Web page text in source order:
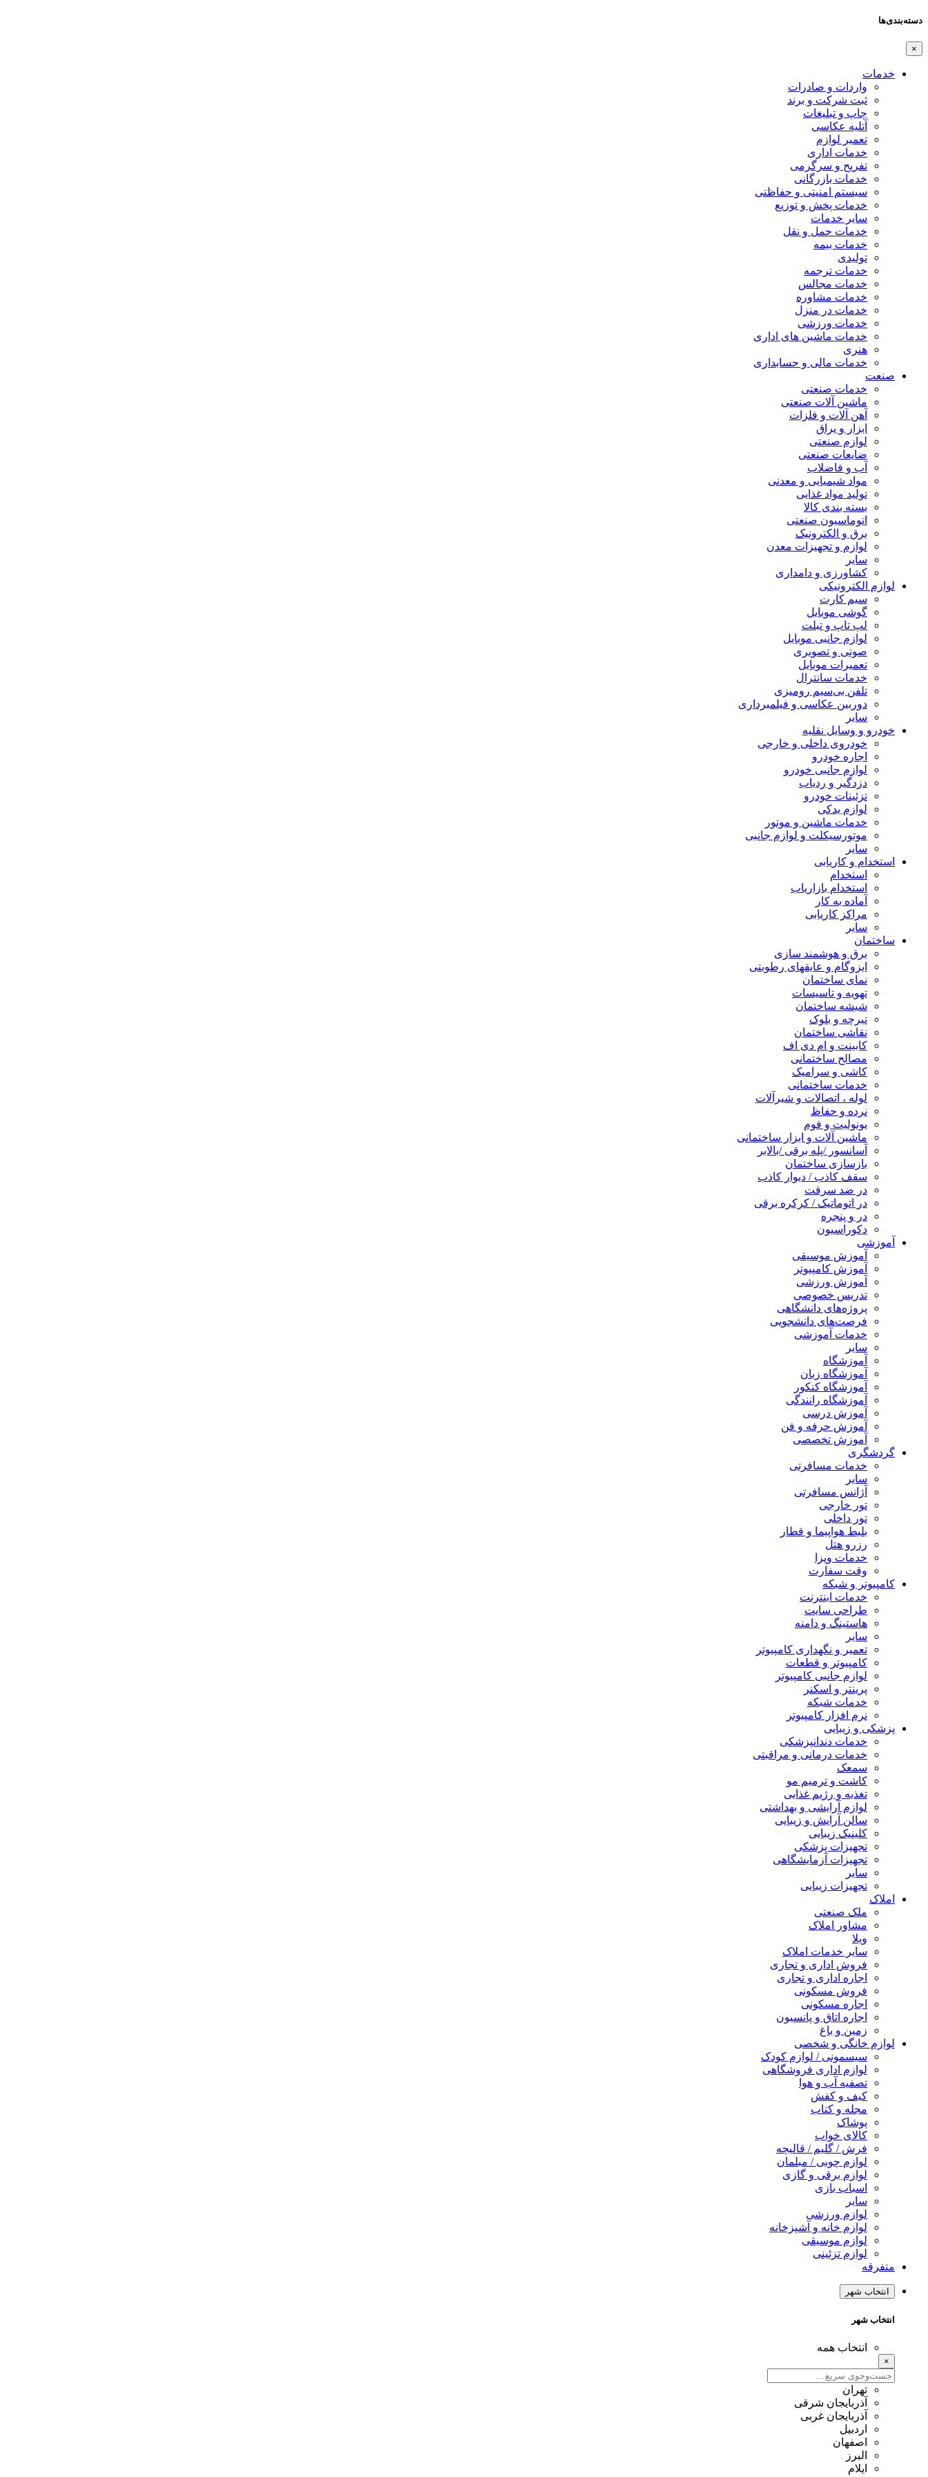
دسته‌بندی‌ها
×
خدمات
واردات و صادرات
ثبت شرکت و برند
چاپ و تبلیغات
آتلیه عکاسی
تعمیر لوازم
خدمات اداری
تفریح و سرگرمی
خدمات بازرگانی
سیستم امنیتی و حفاظتی
خدمات پخش و توزیع
سایر خدمات
خدمات حمل و نقل
خدمات بیمه
تولیدی
خدمات ترجمه
خدمات مجالس
خدمات مشاوره
خدمات در منزل
خدمات ورزشی
خدمات ماشین های اداری
هنری
خدمات مالی و حسابداری
صنعت
خدمات صنعتی
ماشین آلات صنعتی
آهن آلات و فلزات
ابزار و یراق
لوازم صنعتی
ضایعات صنعتی
آب و فاضلاب
مواد شیمیایی و معدنی
تولید مواد غذایی
بسته بندی کالا
اتوماسیون صنعتی
برق و الکترونیک
لوازم و تجهیزات معدن
سایر
کشاورزی و دامداری
لوازم الکترونیکی
سیم کارت
گوشی موبایل
لپ تاپ و تبلت
لوازم جانبی موبایل
صوتی و تصویری
تعمیرات موبایل
خدمات سانترال
تلفن بی‌سیم رومیزی
دوربین عکاسی و فیلمبرداری
سایر
خودرو و وسایل نقلیه
خودروی داخلی و خارجی
اجاره خودرو
لوازم جانبی خودرو
دزدگیر و ردیاب
تزئینات خودرو
لوازم یدکی
خدمات ماشین و موتور
موتورسیکلت و لوازم جانبی
سایر
استخدام و کاریابی
استخدام
استخدام بازاریاب
آماده به کار
مراکز کاریابی
سایر
ساختمان
برق و هوشمند سازی
ایزوگام و عایقهای رطوبتی
نمای ساختمان
تهویه و تاسیسات
شیشه ساختمان
تیرچه و بلوک
نقاشی ساختمان
کابینت و ام دی اف
مصالح ساختمانی
کاشی و سرامیک
خدمات ساختمانی
لوله ، اتصالات و شیرآلات
نرده و حفاظ
یونولیت و فوم
ماشین آلات و ابزار ساختمانی
آسانسور /پله برقی /بالابر
بازسازی ساختمان
سقف کاذب / دیوار کاذب
در ضد سرقت
در اتوماتیک / کرکره برقی
در و پنجره
دکوراسیون
آموزشی
آموزش موسیقی
آموزش کامپیوتر
آموزش ورزشی
تدریس خصوصی
پروژه‌های دانشگاهی
فرصت‌های دانشجویی
خدمات آموزشی
سایر
آموزشگاه
آموزشگاه زبان
آموزشگاه کنکور
آموزشگاه رانندگی
آموزش درسی
آموزش حرفه و فن
آموزش تخصصی
گردشگری
خدمات مسافرتی
سایر
آژانس مسافرتی
تور خارجی
تور داخلی
بلیط هواپیما و قطار
رزرو هتل
خدمات ویزا
وقت سفارت
کامپیوتر و شبکه
خدمات اینترنت
طراحی سایت
هاستینگ و دامنه
سایر
تعمیر و نگهداری کامپیوتر
کامپیوتر و قطعات
لوازم جانبی کامپیوتر
پرینتر و اسکنر
خدمات شبکه
نرم افزار کامپیوتر
پزشکی و زیبایی
خدمات دندانپزشکی
خدمات درمانی و مراقبتی
سمعک
کاشت و ترمیم مو
تغذیه و رژیم غذایی
لوازم آرایشی و بهداشتی
سالن آرایش و زیبایی
کلینیک زیبایی
تجهیزات پزشکی
تجهیزات آزمایشگاهی
سایر
تجهیزات زیبایی
املاک
ملک صنعتی
مشاور املاک
ویلا
سایر خدمات املاک
فروش اداری و تجاری
اجاره اداری و تجاری
فروش مسکونی
اجاره مسکونی
اجاره اتاق و پانسیون
زمین و باغ
لوازم خانگی و شخصی
سیسمونی / لوازم کودک
لوازم اداری فروشگاهی
تصفیه آب و هوا
کیف و کفش
مجله و کتاب
پوشاک
کالای خواب
فرش / گلیم / قالیچه
لوازم چوبی / مبلمان
لوازم برقی و گازی
اسباب بازی
سایر
لوازم ورزشی
لوازم خانه و آشپزخانه
لوازم موسیقی
لوازم تزئینی
متفرقه
انتخاب شهر
انتخاب شهر
انتخاب همه
×
تهران
آذربایجان شرقی
آذربایجان غربی
اردبیل
اصفهان
البرز
ایلام